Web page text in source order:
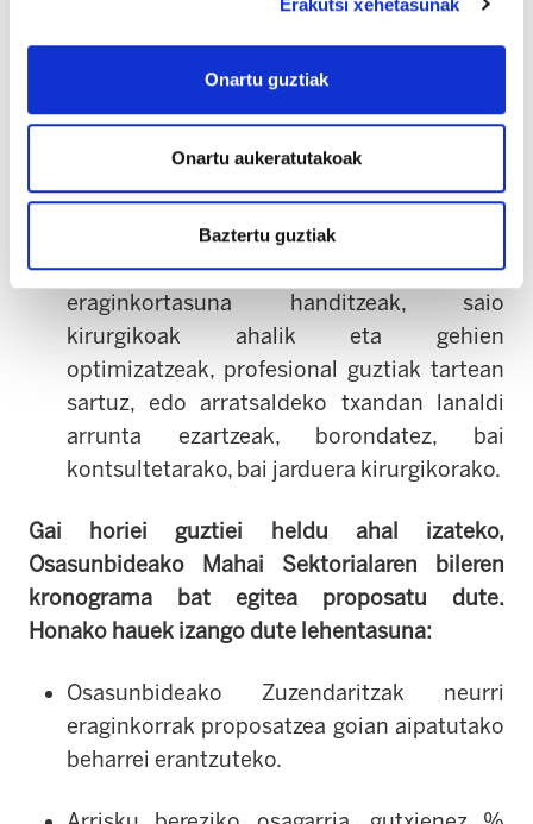
Onartu guztiak
Onartu aukeratutakoak
Baztertu guztiak
Herritar guztiek osasun publikorako
sarbidea izatea bermatzea, oztopo
ekonomiko, geografiko edo
administratiborik gabe.
Itxarote-zerrendak murriztea, antolaketa
hobearen eta baliabideak handituz. Zenbait
neurrik egoera hobetzen lagundu dezakete,
hala nola, ohiko lanaldian ebakuntza-gelen
eraginkortasuna handitzeak, saio
kirurgikoak ahalik eta gehien
optimizatzeak, profesional guztiak tartean
sartuz, edo arratsaldeko txandan lanaldi
arrunta ezartzeak, borondatez, bai
kontsultetarako, bai jarduera kirurgikorako.
Gai horiei guztiei heldu ahal izateko,
Osasunbideako Mahai Sektorialaren bileren
kronograma bat egitea proposatu dute.
Honako hauek izango dute lehentasuna:
Osasunbideako Zuzendaritzak neurri
eraginkorrak proposatzea goian aipatutako
beharrei erantzuteko.